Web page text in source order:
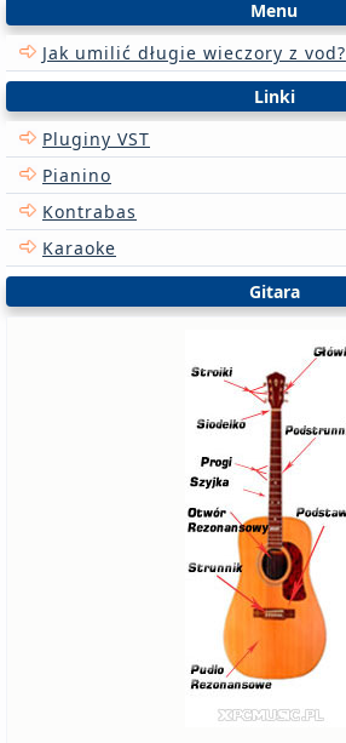
Menu
Jak umilić długie wieczory z vod?
Linki
Pluginy VST
Pianino
Kontrabas
Karaoke
Gitara